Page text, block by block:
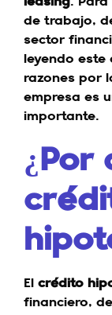
leasing.
de trabajo,
sector
leyendo
razones por
empresa es
importante.
¿Por
El crédito
financiero,